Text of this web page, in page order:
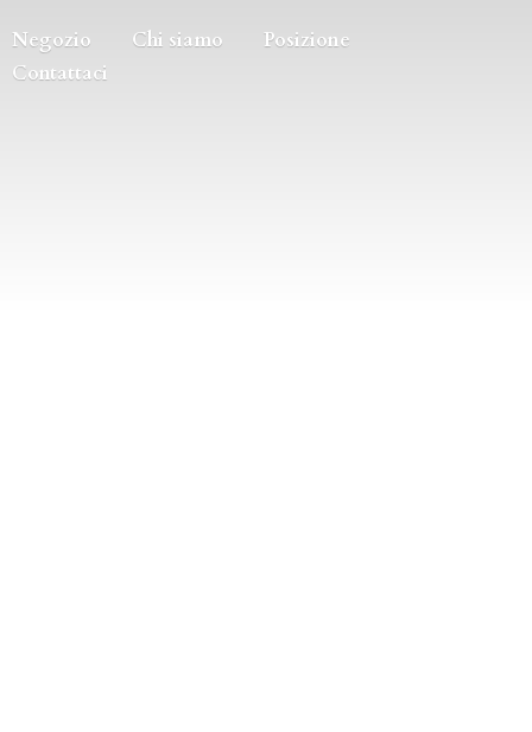
Negozio Chi siamo
Posizione
Contattaci